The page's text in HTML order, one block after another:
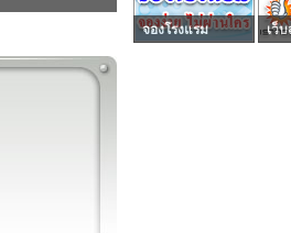
จองโรงแรม เว็บ